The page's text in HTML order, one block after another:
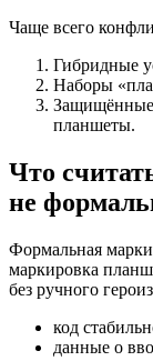
Чаще всего
Гибридные
Наборы
Защищённые
планшеты.
Что
не
Формальная
маркировка
без ручного
код
данные о